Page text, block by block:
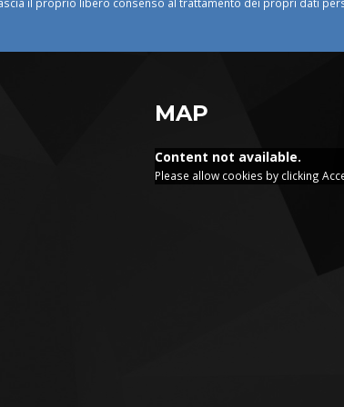
MAP
Content not available.
Please allow cookies by clicking